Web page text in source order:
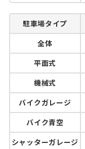
駐車場タイプ
全体
平面式
機械式
バイクガレージ
バイク青空
シャッターガレージ